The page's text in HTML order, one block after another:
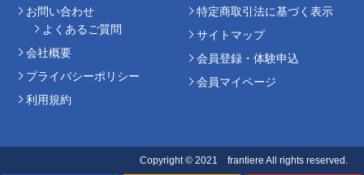
お問い合わせ
よくあるご質問
会社概要
プライバシーポリシー
利用規約
特定商取引法に基づく表示
サイトマップ
会員登録・体験申込
会員マイページ
Copyright © 2021 frantiere All rights reserved.